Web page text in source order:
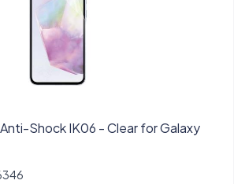
Shock IK06 - Clear for Galaxy